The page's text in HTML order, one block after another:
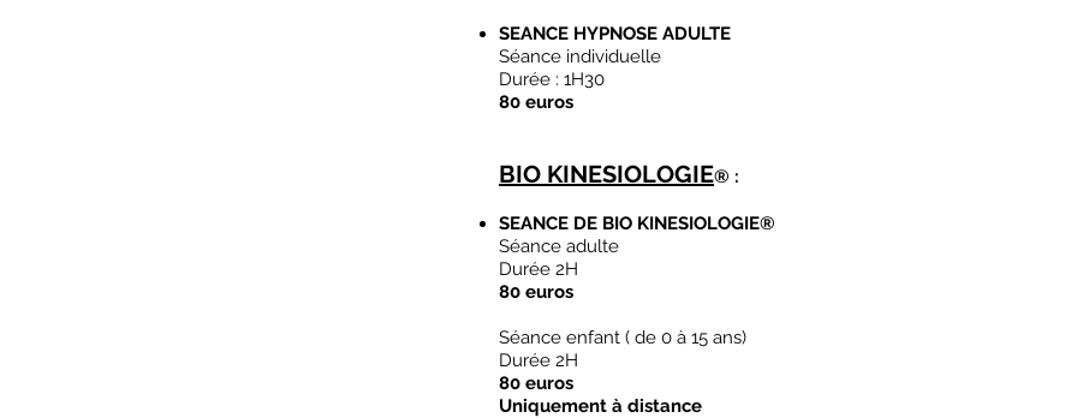
SEANCE HYPNOSE ADULTE
Séance individuelle
Durée : 1H30
80 euros
BIO KINESIOLOGIE® :
SEANCE DE BIO KINESIOLOGIE®
Séance adulte
Durée 2H
80 euros
Séance enfant ( de 0 à 15 ans)
Durée 2H
80 euros
Uniquement à distance